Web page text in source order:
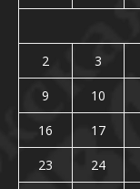
2
3
9
10
16
17
23
24